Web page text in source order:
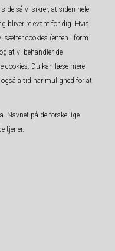
så vi sikrer, at siden hele
bliver relevant for dig. Hvis
sætter cookies (enten i form
at vi behandler de
cookies. Du kan læse mere
også altid har mulighed for at
Navnet på de forskellige
tjener.
- Råhvid